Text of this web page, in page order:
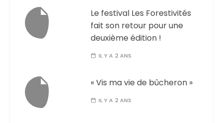
Le festival Les Forestivités
fait son retour pour une
deuxième édition !
IL Y A 2 ANS
« Vis ma vie de bûcheron »
IL Y A 2 ANS